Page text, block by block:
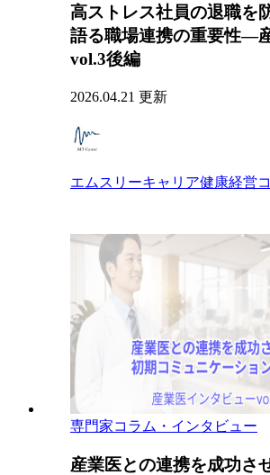
高ストレス社員の退職を
語る職場連携の重要性―
vol.3後編
2026.04.21 更新
エムスリーキャリア健康経営
専門家コラム・インタビュー
産業医との連携を成功さ